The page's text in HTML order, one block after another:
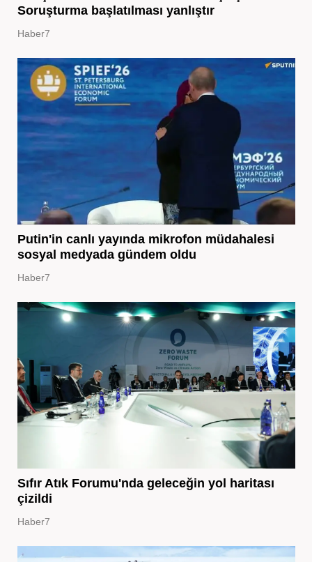
Soruşturma başlatılması yanlıştır
Haber7
Putin'in canlı yayında mikrofon müdahalesi
sosyal medyada gündem oldu
Haber7
Sıfır Atık Forumu'nda geleceğin yol haritası
çizildi
Haber7